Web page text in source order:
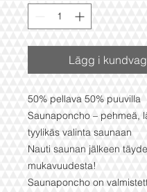
Lägg i
50% pellava 50% puuvilla
Saunaponcho – pehmeä,
tyylikäs valinta saunaan
Nauti saunan jälkeen
mukavuudesta!
Saunaponcho on